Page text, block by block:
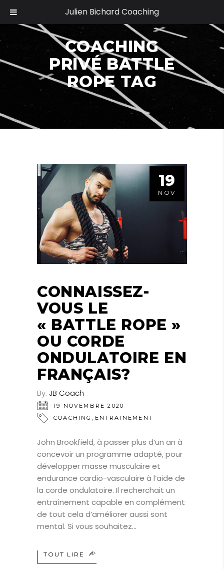
COACHING
PRIVÉ BATTLE
ROPE TAG
19
NOV
CONNAISSEZ-
VOUS LE
« BATTLE ROPE »
OU CORDE
ONDULATOIRE EN
FRANÇAIS?
By: JB Coach
19 NOVEMBRE 2020
COACHING , ENTRAINEMENT
John Brookfield, à passer plus d’un an à
concevoir un programme adapté, pour
développer masse musculaire et
endurance cardio-vasculaire à l’aide de
la corde ondulatoire. Il recherchait un
entraînement capable en complément
de tout cela d’améliorer aussi sont
mental. Si vous souhaitez
TOUT LIRE
Julien Bichard Coaching